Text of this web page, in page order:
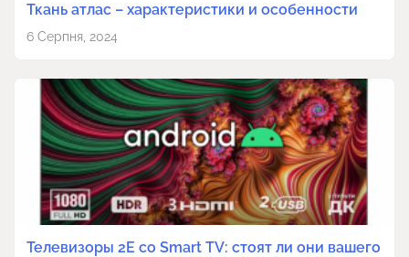
Ткань атлас – характеристики и особенности
6 Серпня, 2024
Телевизоры 2E со Smart TV: стоят ли они вашего